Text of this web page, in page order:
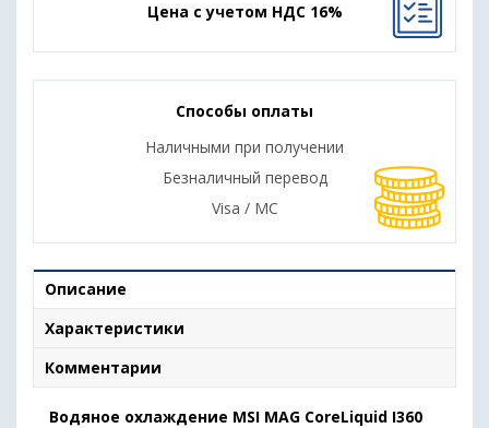
Цена с учетом НДС 16%
Способы оплаты
Наличными при получении
Безналичный перевод
Visa / MC
Описание
Характеристики
Комментарии
Водяное охлаждение MSI MAG CoreLiquid I360